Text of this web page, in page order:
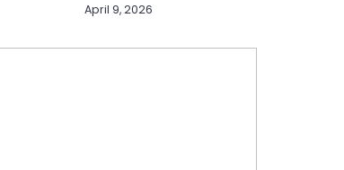
April 9, 2026